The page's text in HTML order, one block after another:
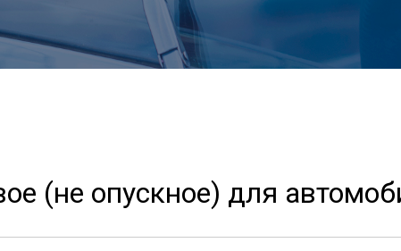
(не опускное) для